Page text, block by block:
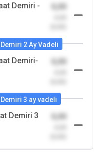
Demiri -
2 Ay Vadeli
Demiri-
3 ay vadeli
Demiri 3